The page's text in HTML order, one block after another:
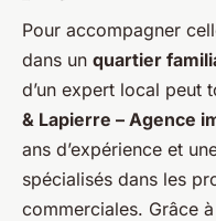
Pour accompagner
dans un quartier
d’un expert local peut
& Lapierre – Agence
ans d’expérience et
spécialisés dans les
commerciales. Grâce